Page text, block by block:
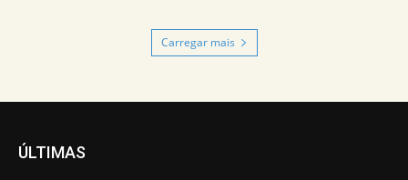
Carregar mais
ÚLTIMAS